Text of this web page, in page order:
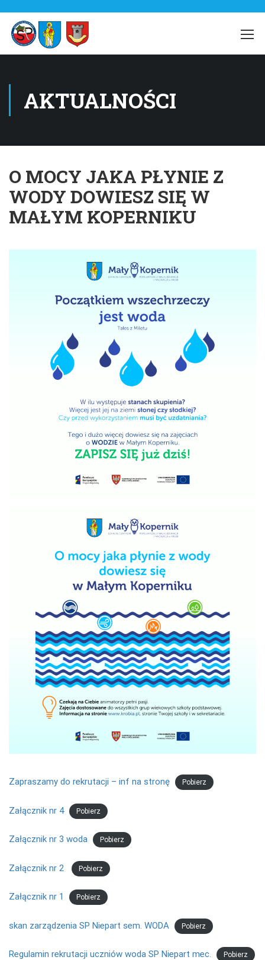
AKTUALNOŚCI
O MOCY JAKA PŁYNIE Z
WODY DOWIESZ SIĘ W
MAŁYM KOPERNIKU
Zapraszamy do rekrutacji – inf na stronę Pobierz
Załącznik nr 4 Pobierz
Załącznik nr 3 woda Pobierz
Załącznik nr 2 Pobierz
Załącznik nr 1 Pobierz
skan zarządzenia SP Niepart sem. WODA Pobierz
Regulamin rekrutacji uczniów woda SP Niepart mec. Pobierz